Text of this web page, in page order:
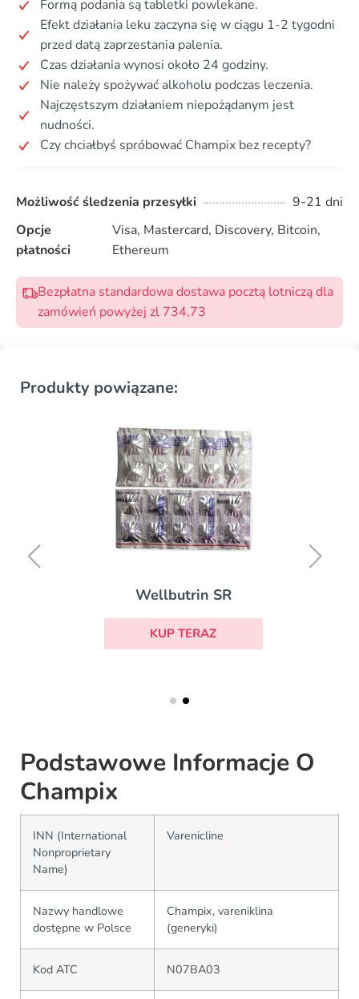
Formą podania są tabletki powlekane.
Efekt działania leku zaczyna się w ciągu 1-2 tygodni
przed datą zaprzestania palenia.
Czas działania wynosi około 24 godziny.
Nie należy spożywać alkoholu podczas leczenia.
Najczęstszym działaniem niepożądanym jest
nudności.
Czy chciałbyś spróbować Champix bez recepty?
Możliwość śledzenia przesyłki
9-21 dni
Opcje
płatności
Visa, Mastercard, Discovery, Bitcoin,
Ethereum
Bezpłatna standardowa dostawa pocztą lotniczą dla
zamówień powyżej zl 734,73
Produkty powiązane:
Wellbutrin SR
KUP TERAZ
Podstawowe Informacje O
Champix
INN (International
Nonproprietary
Name)
Varenicline
Nazwy handlowe
dostępne w Polsce
Champix, vareniklina
(generyki)
Kod ATC N07BA03